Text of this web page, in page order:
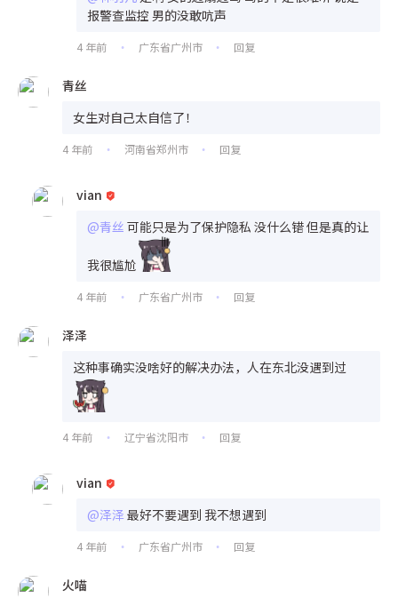
报警查监控 男的没敢吭声
4 年前 • 广东省广州市 • 回复
青丝
女生对自己太自信了！
4 年前 • 河南省郑州市 • 回复
vian
@青丝 可能只是为了保护隐私 没什么错 但是真的让
我很尴尬
4 年前 • 广东省广州市 • 回复
泽泽
这种事确实没啥好的解决办法，人在东北没遇到过
4 年前 • 辽宁省沈阳市 • 回复
vian
@泽泽 最好不要遇到 我不想遇到
4 年前 • 广东省广州市 • 回复
火喵